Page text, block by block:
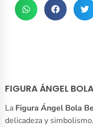
FIGURA ÁNGEL
La Figura Ángel Bola
delicadeza y